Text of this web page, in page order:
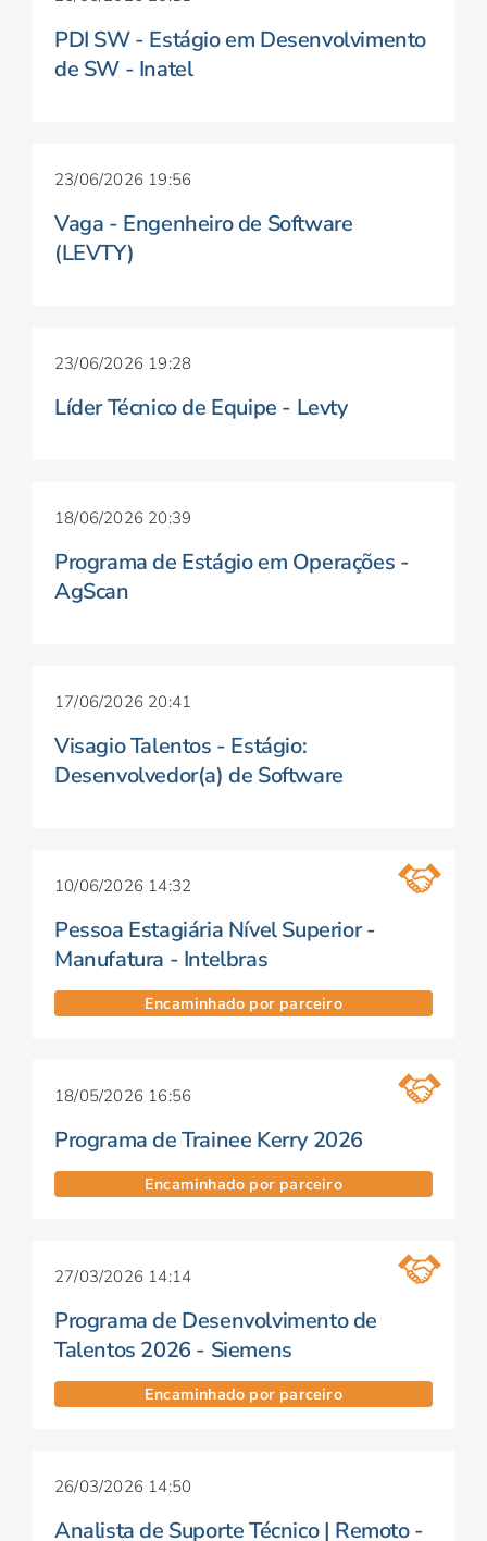
PDI SW - Estágio em Desenvolvimento
de SW - Inatel
23/06/2026 19:56
Vaga - Engenheiro de Software
(LEVTY)
23/06/2026 19:28
Líder Técnico de Equipe - Levty
18/06/2026 20:39
Programa de Estágio em Operações -
AgScan
17/06/2026 20:41
Visagio Talentos - Estágio:
Desenvolvedor(a) de Software
10/06/2026 14:32
Pessoa Estagiária Nível Superior -
Manufatura - Intelbras
Encaminhado por parceiro
18/05/2026 16:56
Programa de Trainee Kerry 2026
Encaminhado por parceiro
27/03/2026 14:14
Programa de Desenvolvimento de
Talentos 2026 - Siemens
Encaminhado por parceiro
26/03/2026 14:50
Analista de Suporte Técnico | Remoto -